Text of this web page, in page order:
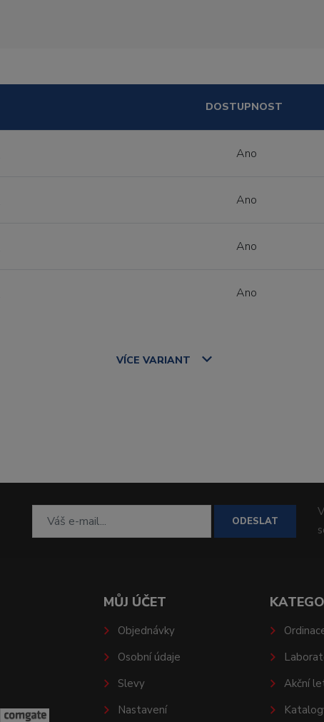
DOSTUPNOST
Ano
Ano
Ano
Ano
VÍCE VARIANT
ODESLAT
MŮJ ÚČET
Objednávky
Osobní údaje
Slevy
Nastavení
Akční